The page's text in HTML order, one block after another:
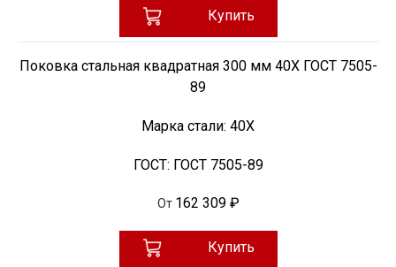
Купить
Поковка стальная квадратная 300 мм 40Х ГОСТ 7505-
89
Марка стали: 40Х
ГОСТ: ГОСТ 7505-89
От 162 309 ₽
Купить